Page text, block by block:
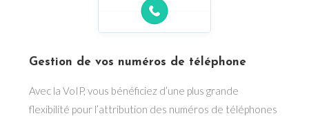
Gestion de vos numéros de téléphone
Avec la VoIP, vous bénéficiez d’une plus grande
flexibilité pour l’attribution des numéros de téléphones